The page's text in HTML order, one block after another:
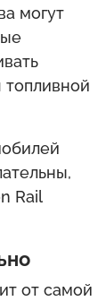
могут
топливной
Rail
от самой